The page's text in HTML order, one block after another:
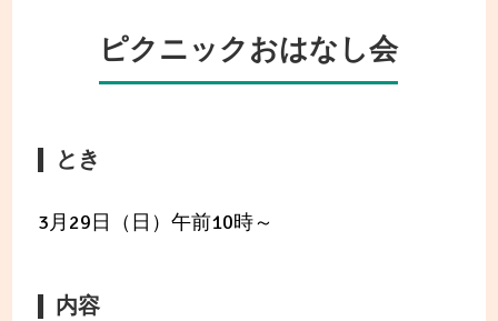
ピクニックおはなし会
とき
3月29日（日）午前10時～
内容